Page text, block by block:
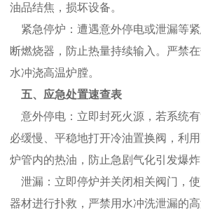
油品结焦，损坏设备。
紧急停炉：遭遇意外停电或泄漏等
断燃烧器，防止热量持续输入。严禁
水冲浇高温炉膛。
五、应急处置速查表
意外停电：立即封死火源，若系统有
必缓慢、平稳地打开冷油置换阀，利
炉管内的热油，防止急剧气化引发爆炸
泄漏：立即停炉并关闭相关阀门，
器材进行扑救，严禁用水冲洗泄漏的高